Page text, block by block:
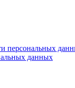
персональных
данных